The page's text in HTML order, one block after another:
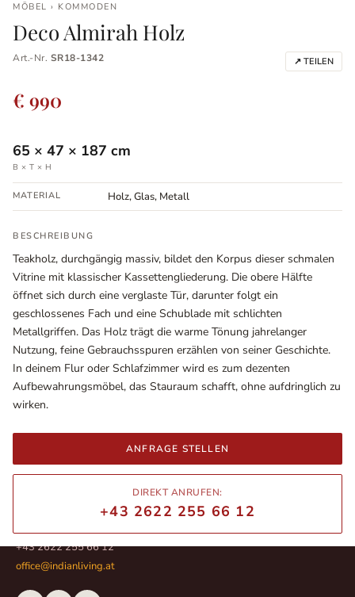
MÖBEL › KOMMODEN
Deco Almirah Holz
Art.-Nr. SR18-1342 ↗ TEILEN
€ 990
65 × 47 × 187 cm
B × T × H
MATERIAL Holz, Glas, Metall
BESCHREIBUNG
Teakholz, durchgängig massiv, bildet den Korpus dieser schmalen
Vitrine mit klassischer Kassettengliederung. Die obere Hälfte
öffnet sich durch eine verglaste Tür, darunter folgt ein
geschlossenes Fach und eine Schublade mit schlichten
Metallgriffen. Das Holz trägt die warme Tönung jahrelanger
Nutzung, feine Gebrauchsspuren erzählen von seiner Geschichte.
In deinem Flur oder Schlafzimmer wird es zum dezenten
Aufbewahrungsmöbel, das Stauraum schafft, ohne aufdringlich zu
wirken.
ANFRAGE STELLEN
DIREKT ANRUFEN:
+43 2622 255 66 12
Wiener Straße – Werkstraße 111
+43 2622 255 66 12
office@indianliving.at